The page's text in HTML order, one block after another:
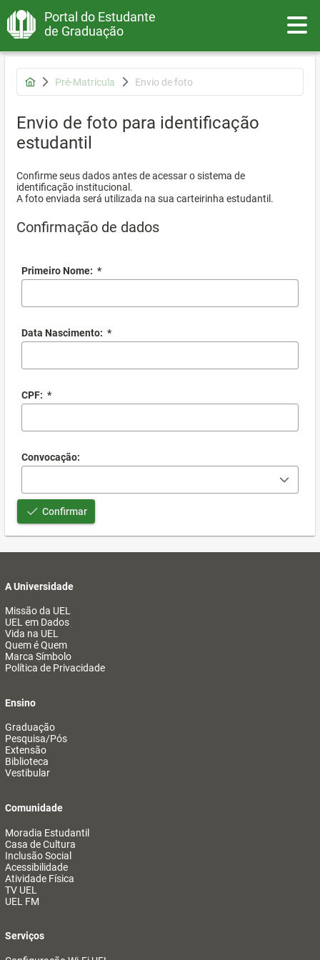
Portal do Estudante
de Graduação
Pré-Matrícula Envio de foto
Envio de foto para identificação
estudantil
Confirme seus dados antes de acessar o sistema de
identificação institucional.
A foto enviada será utilizada na sua carteirinha estudantil.
Confirmação de dados
Primeiro Nome: *
Data Nascimento: *
CPF: *
Convocação:
Confirmar
A Universidade
Missão da UEL
UEL em Dados
Vida na UEL
Quem é Quem
Marca Símbolo
Política de Privacidade
Ensino
Graduação
Pesquisa/Pós
Extensão
Biblioteca
Vestibular
Comunidade
Moradia Estudantil
Casa de Cultura
Inclusão Social
Acessibilidade
Atividade Física
TV UEL
UEL FM
Serviços